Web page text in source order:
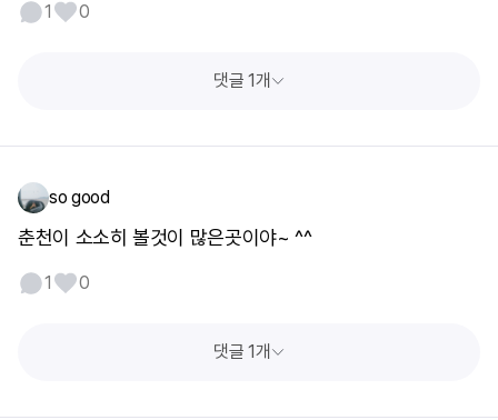
1 0
댓글 1개
so good
춘천이 소소히 볼것이 많은곳이야~ ^^
1 0
댓글 1개